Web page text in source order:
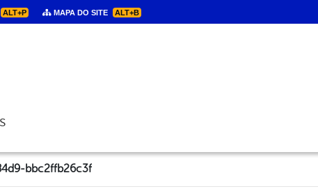
ALT+P MAPA DO SITE ALT+B
bbc2ffb26c3f